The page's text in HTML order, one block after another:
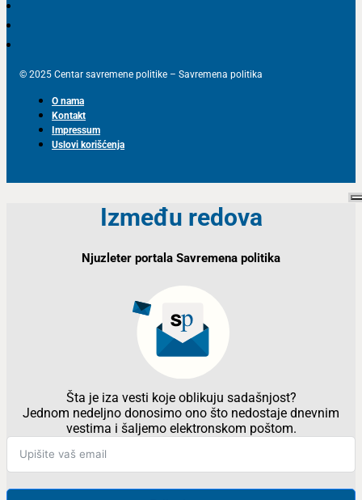
© 2025 Centar savremene politike – Savremena politika
O nama
Kontakt
Impressum
Uslovi korišćenja
Između redova
Njuzleter portala Savremena politika
Šta je iza vesti koje oblikuju sadašnjost?
Jednom nedeljno donosimo ono što nedostaje dnevnim
vestima i šaljemo elektronskom poštom.